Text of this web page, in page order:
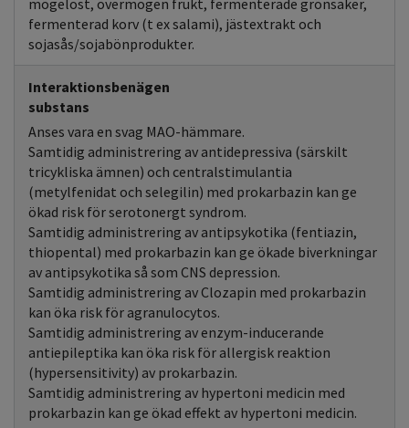
mögelost, övermogen frukt, fermenterade grönsaker,
fermenterad korv (t ex salami), jästextrakt och
sojasås/sojabönprodukter.
Interaktionsbenägen
substans
Anses vara en svag MAO-hämmare.
Samtidig administrering av antidepressiva (särskilt
tricykliska ämnen) och centralstimulantia
(metylfenidat och selegilin) med prokarbazin kan ge
ökad risk för serotonergt syndrom.
Samtidig administrering av antipsykotika (fentiazin,
thiopental) med prokarbazin kan ge ökade biverkningar
av antipsykotika så som CNS depression.
Samtidig administrering av Clozapin med prokarbazin
kan öka risk för agranulocytos.
Samtidig administrering av enzym-inducerande
antiepileptika kan öka risk för allergisk reaktion
(hypersensitivity) av prokarbazin.
Samtidig administrering av hypertoni medicin med
prokarbazin kan ge ökad effekt av hypertoni medicin.